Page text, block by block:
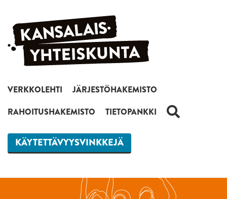
Siirry sisältöön
VERKKOLEHTI
JÄRJESTÖHAKEMISTO
RAHOITUSHAKEMISTO
TIETOPANKKI HAKU
KÄYTETTÄVYYSVINKKEJÄ